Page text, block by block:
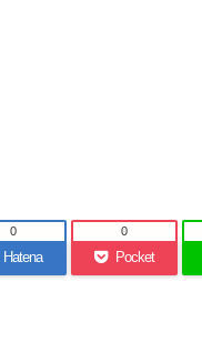
Hatena
0
Pocket
0